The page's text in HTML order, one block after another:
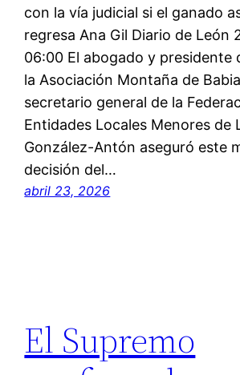
con la vía judicial si el ganado
regresa Ana Gil Diario de León
06:00 El abogado y presidente
la Asociación Montaña de
secretario general de la
Entidades Locales Menores de
González-Antón aseguró este
decisión del…
abril 23, 2026
El Supremo